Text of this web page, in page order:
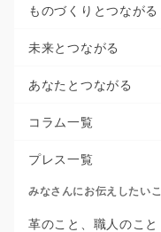
ものづくりとつながる
未来とつながる
あなたとつながる
コラム一覧
プレス一覧
みなさんにお伝えしたい
革のこと、職人のこと